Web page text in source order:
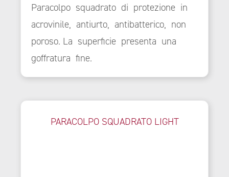
Paracolpo squadrato di protezione in
acrovinile, antiurto, antibatterico, non
poroso. La superficie presenta una
goffratura fine.
PARACOLPO SQUADRATO LIGHT